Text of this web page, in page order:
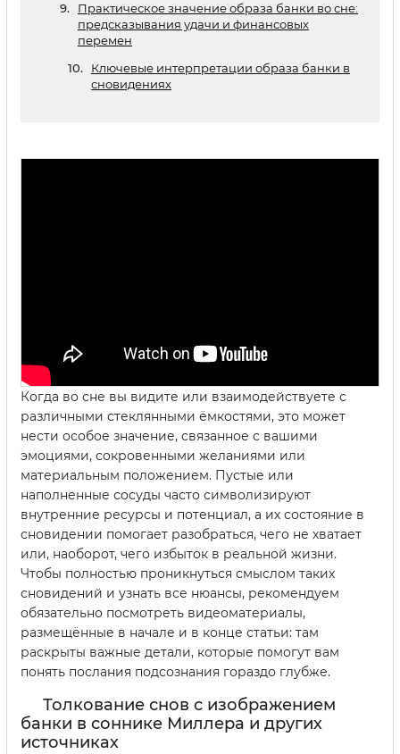
Практическое значение образа банки во сне:
предсказывания удачи и финансовых
перемен
Ключевые интерпретации образа банки в
сновидениях
Когда во сне вы видите или взаимодействуете с
различными стеклянными ёмкостями, это может
нести особое значение, связанное с вашими
эмоциями, сокровенными желаниями или
материальным положением. Пустые или
наполненные сосуды часто символизируют
внутренние ресурсы и потенциал, а их состояние в
сновидении помогает разобраться, чего не хватает
или, наоборот, чего избыток в реальной жизни.
Чтобы полностью проникнуться смыслом таких
сновидений и узнать все нюансы, рекомендуем
обязательно посмотреть видеоматериалы,
размещённые в начале и в конце статьи: там
раскрыты важные детали, которые помогут вам
понять послания подсознания гораздо глубже.
Толкование снов с изображением
банки в соннике Миллера и других
источниках